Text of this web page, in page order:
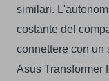
similari.
costante del
connettere con un
Asus Transformer